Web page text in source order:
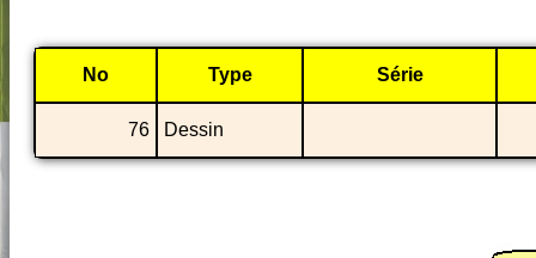
No Type Série
76 Dessin